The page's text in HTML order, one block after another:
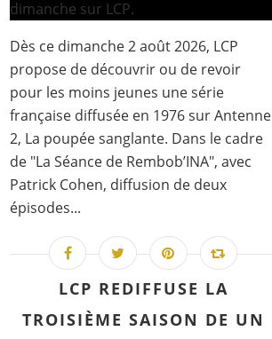
Dès ce dimanche 2 août 2026, LCP
propose de découvrir ou de revoir
pour les moins jeunes une série
française diffusée en 1976 sur Antenne
2, La poupée sanglante. Dans le cadre
de "La Séance de Rembob’INA", avec
Patrick Cohen, diffusion de deux
épisodes...
LCP REDIFFUSE LA
TROISIÈME SAISON DE UN